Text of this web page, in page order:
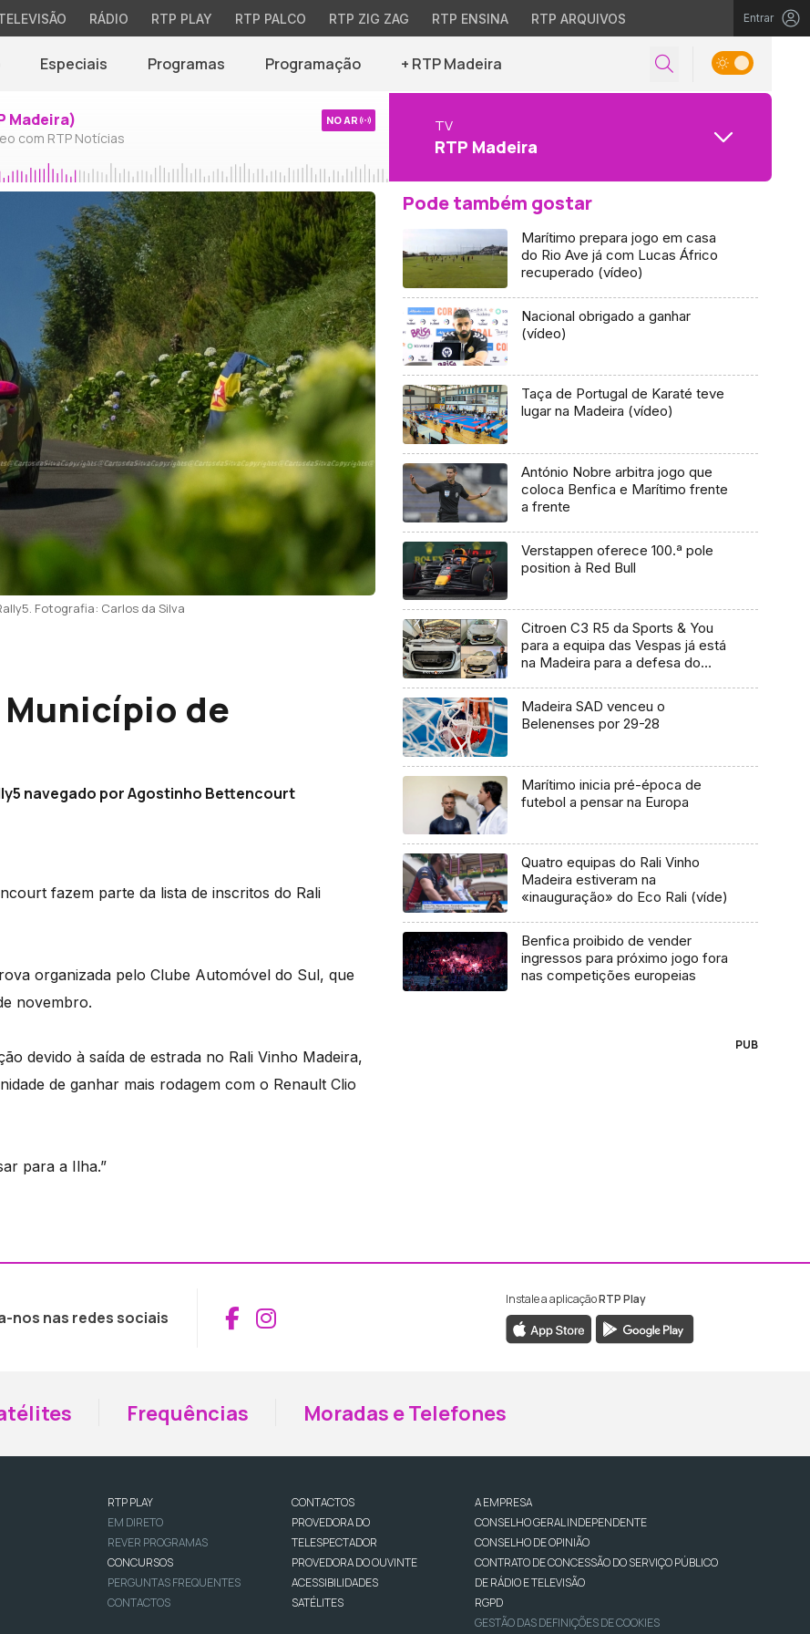
RÁDIO RTP PLAY RTP PALCO RTP ZIG ZAG RTP ENSINA RTP ARQUIVOS Entrar
Especiais Programas Programação + RTP Madeira
Madeira)
com RTP Notícias
NO AR TV
RTP Madeira
Fotografia: Carlos da Silva
de
navegado por Agostinho Bettencourt
fazem parte da lista de inscritos do Rali
organizada pelo Clube Automóvel do Sul, que
novembro.
devido à saída de estrada no Rali Vinho Madeira,
de ganhar mais rodagem com o Renault Clio
para a Ilha.”
Pode também gostar
Marítimo prepara jogo em casa
do Rio Ave já com Lucas Áfrico
recuperado (vídeo)
Nacional obrigado a ganhar
(vídeo)
Taça de Portugal de Karaté teve
lugar na Madeira (vídeo)
António Nobre arbitra jogo que
coloca Benfica e Marítimo frente
a frente
Verstappen oferece 100.ª pole
position à Red Bull
Citroen C3 R5 da Sports & You
para a equipa das Vespas já está
na Madeira para a defesa do
Madeira SAD venceu o
Belenenses por 29-28
Marítimo inicia pré-época de
futebol a pensar na Europa
Quatro equipas do Rali Vinho
Madeira estiveram na
«inauguração» do Eco Rali (víde)
Benfica proibido de vender
ingressos para próximo jogo fora
nas competições europeias
PUB
nos nas redes sociais Aceder ao Facebook da RTP Madeira
Aceder ao Instagram da RTP Madeira
Instale a aplicaçãoRTP Play
Frequências Moradas e Telefones
RTP PLAY
EM DIRETO
REVER PROGRAMAS
CONCURSOS
PERGUNTAS FREQUENTES
CONTACTOS
CONTACTOS
PROVEDORA DO
TELESPECTADOR
PROVEDORA DO OUVINTE
ACESSIBILIDADES
SATÉLITES
A EMPRESA
CONSELHO GERAL INDEPENDENTE
CONSELHO DE OPINIÃO
CONTRATO DE CONCESSÃO DO SERVIÇO PÚBLICO
DE RÁDIO E TELEVISÃO
RGPD
GESTÃO DAS DEFINIÇÕES DE COOKIES